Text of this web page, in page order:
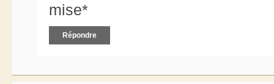
mise*
Répondre